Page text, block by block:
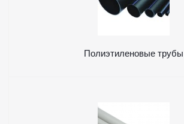
Полиэтиленовые трубы